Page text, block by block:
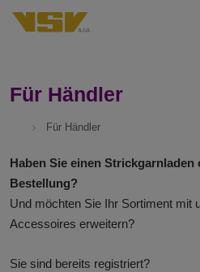
Für Händler
Für Händler
Haben Sie einen
Bestellung?
Und möchten Sie Ihr Sortiment mit
Accessoires erweitern?
Sie sind bereits registriert?